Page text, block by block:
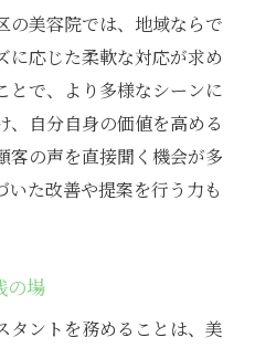
の美容院では、地域ならで
に応じた柔軟な対応が求め
とで、より多様なシーンに
、自分自身の価値を高める
客の声を直接聞く機会が多
いた改善や提案を行う力も
の場
タントを務めることは、美